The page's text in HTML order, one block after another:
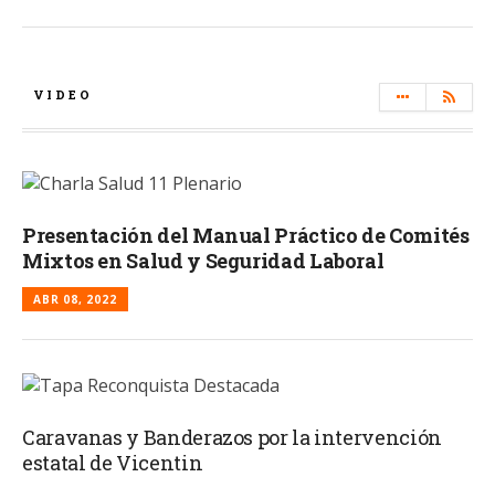
VIDEO
Presentación del Manual Práctico de Comités
Mixtos en Salud y Seguridad Laboral
ABR 08, 2022
Caravanas y Banderazos por la intervención
estatal de Vicentin